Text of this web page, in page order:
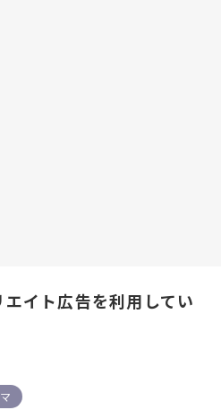
イト広告を利用してい